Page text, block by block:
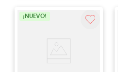
¡NUEVO!